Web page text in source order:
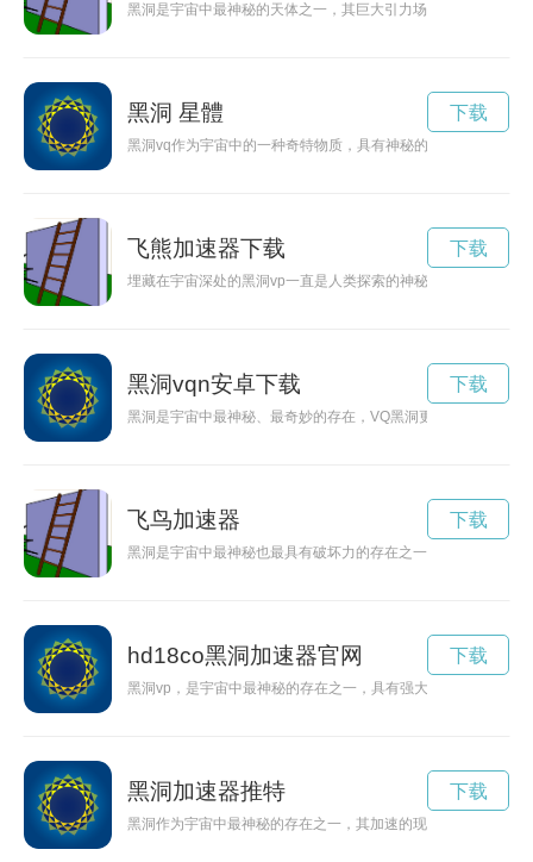
黑洞是宇宙中最神秘的天体之一，其巨大引力场可以加速周围
黑洞 星體
黑洞vq作为宇宙中的一种奇特物质，具有神秘的力量和吸引力
下载
飞熊加速器下载
埋藏在宇宙深处的黑洞vp一直是人类探索的神秘领域，究竟黑
下载
黑洞vqn安卓下载
黑洞是宇宙中最神秘、最奇妙的存在，VQ黑洞更是其中的黑洞
下载
飞鸟加速器
黑洞是宇宙中最神秘也最具有破坏力的存在之一，其巨大的引
下载
hd18co黑洞加速器官网
黑洞vp，是宇宙中最神秘的存在之一，具有强大的吸引力和奇
下载
黑洞加速器推特
黑洞作为宇宙中最神秘的存在之一，其加速的现象引发了科学
下载